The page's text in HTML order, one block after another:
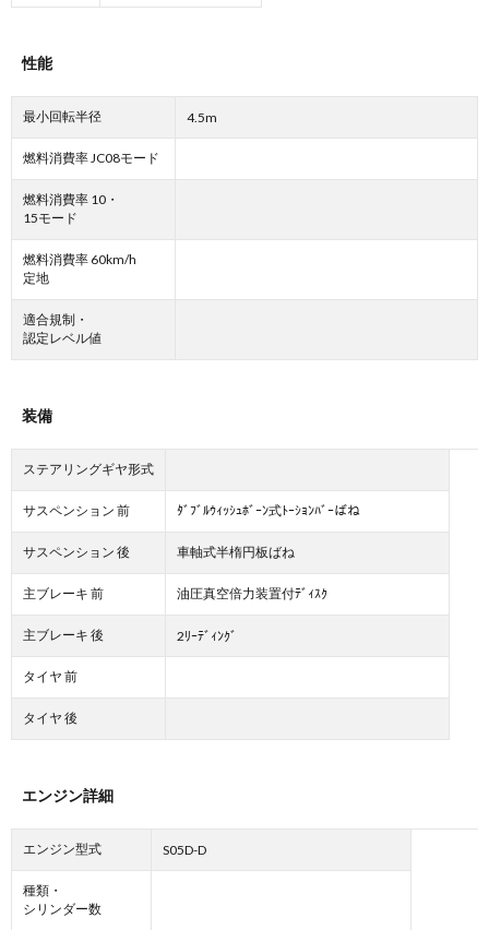
性能
最小回転半径 4.5m
燃料消費率 JC08モード
燃料消費率 10・
15モード
燃料消費率 60km/h
定地
適合規制・
認定レベル値
装備
ステアリングギヤ形式
サスペンション 前 ﾀﾞﾌﾞﾙｳｨｯｼｭﾎﾞｰﾝ式ﾄｰｼｮﾝﾊﾞｰばね
サスペンション 後 車軸式半楕円板ばね
主ブレーキ 前 油圧真空倍力装置付ﾃﾞｨｽｸ
主ブレーキ 後 2ﾘｰﾃﾞｨﾝｸﾞ
タイヤ 前
タイヤ 後
エンジン詳細
エンジン型式 S05D-D
種類・
シリンダー数